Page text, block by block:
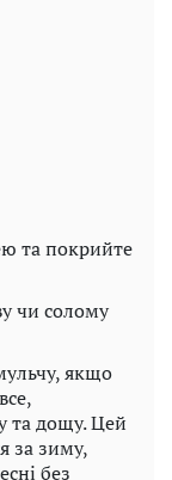
та покрийте
чи солому
якщо
та дощу. Цей
за зиму,
без